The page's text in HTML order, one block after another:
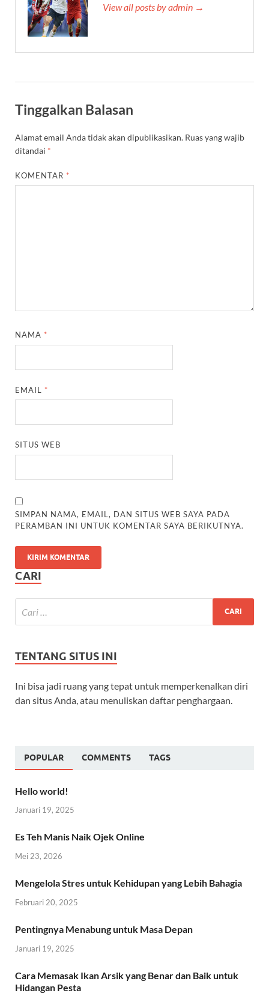
View all posts by admin →
Tinggalkan Balasan
Alamat email Anda tidak akan dipublikasikan. Ruas yang wajib
ditandai *
KOMENTAR *
NAMA *
EMAIL *
SITUS WEB
SIMPAN NAMA, EMAIL, DAN SITUS WEB SAYA PADA
PERAMBAN INI UNTUK KOMENTAR SAYA BERIKUTNYA.
CARI
TENTANG SITUS INI
Ini bisa jadi ruang yang tepat untuk memperkenalkan diri
dan situs Anda, atau menuliskan daftar penghargaan.
POPULAR COMMENTS TAGS
Hello world!
Januari 19, 2025
Es Teh Manis Naik Ojek Online
Mei 23, 2026
Mengelola Stres untuk Kehidupan yang Lebih Bahagia
Februari 20, 2025
Pentingnya Menabung untuk Masa Depan
Januari 19, 2025
Cara Memasak Ikan Arsik yang Benar dan Baik untuk
Hidangan Pesta